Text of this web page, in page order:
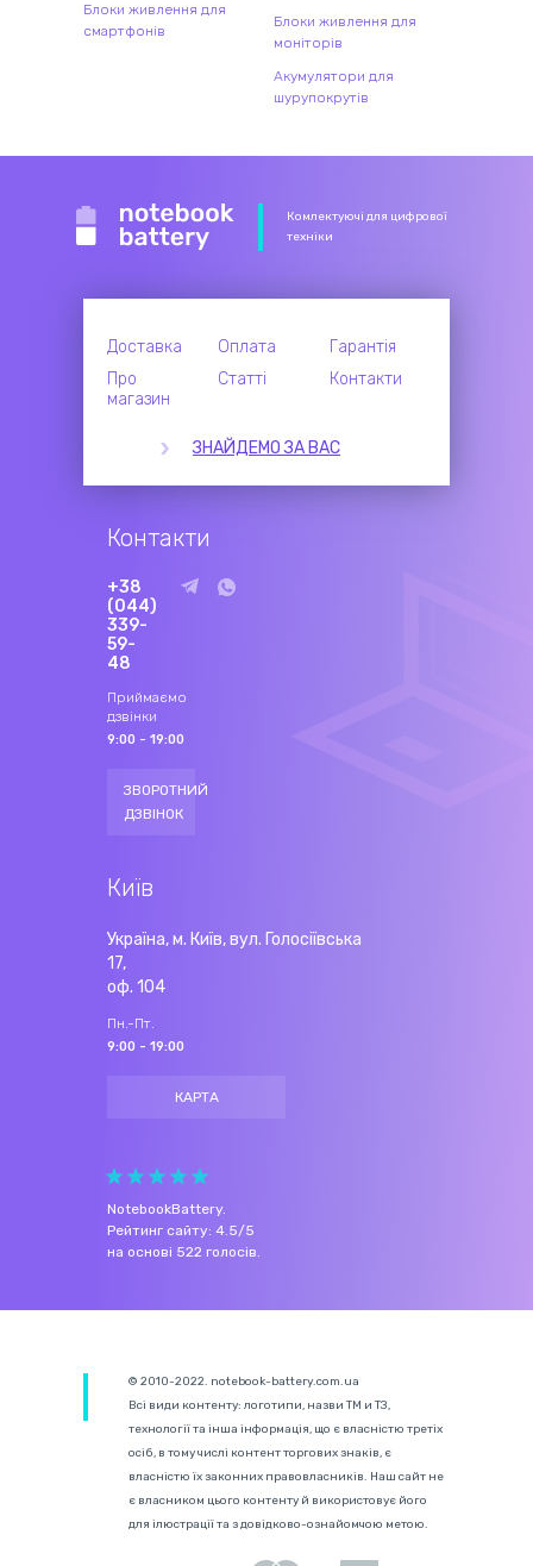
Блоки живлення для
смартфонів
Блоки живлення для
моніторів
Акумулятори для
шурупокрутів
Комлектуючі для цифрової
техніки
Доставка Оплата
Гарантія
Про
магазин
Статті Контакти
ЗНАЙДЕМО ЗА ВАС
Контакти
+38
(044)
339-
59-
48
Приймаємо
дзвінки
9:00 - 19:00
ЗВОРОТНИЙ
ДЗВІНОК
Київ
Україна, м. Київ, вул. Голосіївська
17,
оф. 104
Пн.-Пт.
9:00 - 19:00
КАРТА
NotebookBattery.
Рейтинг сайту: 4.5/5
на основі 522 голосів.
© 2010-2022. notebook-battery.com.ua
Всі види контенту: логотипи, назви ТМ и ТЗ,
технології та інша інформація, що є власністю третіх
осіб, в тому числі контент торгових знаків, є
власністю їх законних правовласників. Наш сайт не
є власником цього контенту й використовує його
для ілюстрації та з довідково-ознайомчою метою.